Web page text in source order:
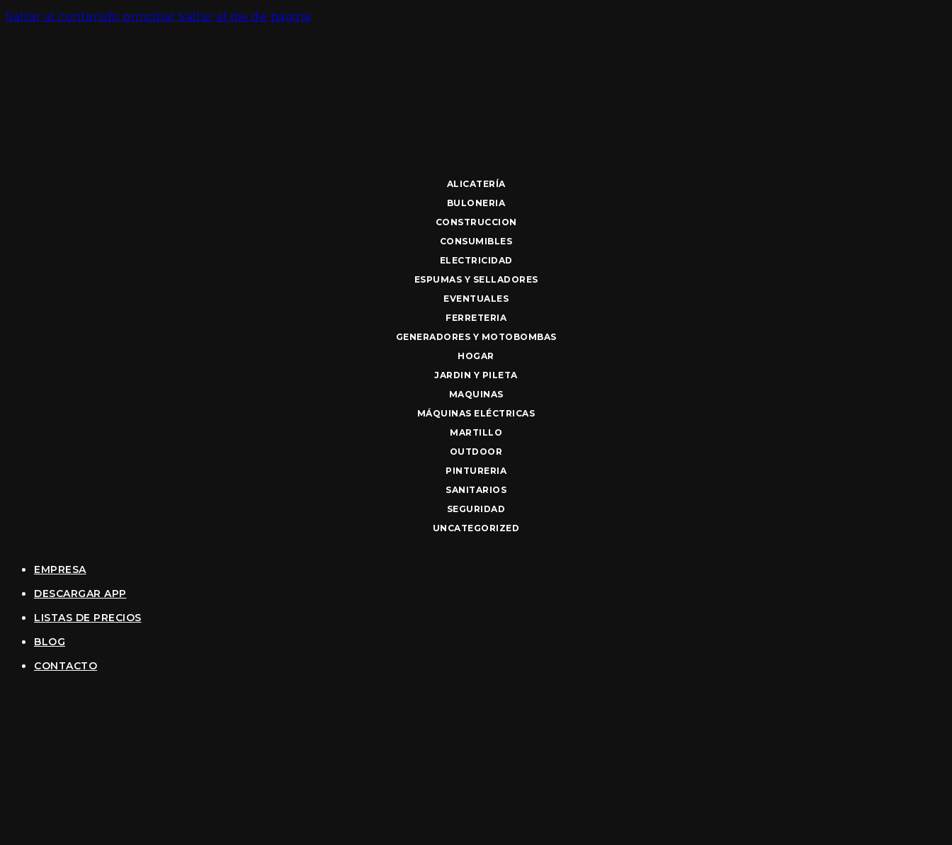
Saltar al contenido principal Saltar al pie de página
ALICATERÍA
BULONERIA
CONSTRUCCION
CONSUMIBLES
ELECTRICIDAD
ESPUMAS Y SELLADORES
EVENTUALES
FERRETERIA
GENERADORES Y MOTOBOMBAS
HOGAR
JARDIN Y PILETA
MAQUINAS
MÁQUINAS ELÉCTRICAS
MARTILLO
OUTDOOR
PINTURERIA
SANITARIOS
SEGURIDAD
UNCATEGORIZED
EMPRESA
DESCARGAR APP
LISTAS DE PRECIOS
BLOG
CONTACTO